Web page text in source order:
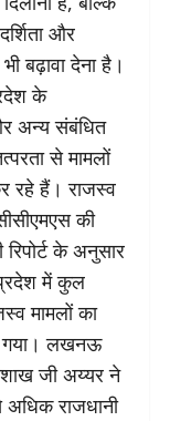
और
बढ़ावा देना है।
के
अन्य संबंधित
से मामलों
रहे हैं। राजस्व
की
के अनुसार
में कुल
मामलों का
गया। लखनऊ
जी अय्यर ने
राजधानी